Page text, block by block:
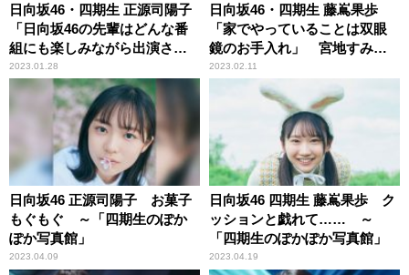
日向坂46・四期生 正源司陽子
「日向坂46の先輩はどんな番
組にも楽しみながら出演され
ている」 竹内希来里「この
前、エコバッグを落としてし
まいました」
2023.01.28
日向坂46・四期生 藤嶌果歩
「家でやっていることは双眼
鏡のお手入れ」 宮地すみれ
「休憩中は『紙コップお絵か
き事件』の犯人探しを」
2023.02.11
日向坂46 正源司陽子 お菓子
もぐもぐ ～「四期生のぽか
ぽか写真館」
2023.04.09
日向坂46 四期生 藤嶌果歩 ク
ッションと戯れて…… ～
「四期生のぽかぽか写真館」
2023.04.19